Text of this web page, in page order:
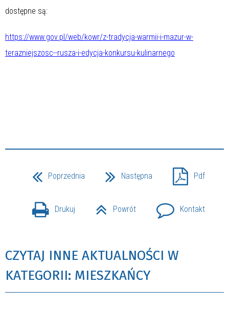
dostępne są:
https://www.gov.pl/web/kowr/z-tradycja-warmii-i-mazur-w-
terazniejszosc--rusza-i-edycja-konkursu-kulinarnego
Poprzednia Następna Pdf
Drukuj Powrót Kontakt
CZYTAJ INNE AKTUALNOŚCI W
KATEGORII: MIESZKAŃCY